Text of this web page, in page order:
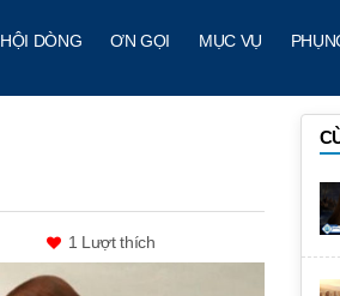
HỘI DÒNG ƠN GỌI MỤC VỤ
1 Lượt thích